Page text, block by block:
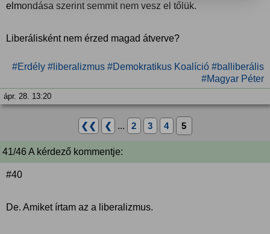
elmondása szerint semmit nem vesz el tőlük.
Liberálisként nem érzed magad átverve?
#Erdély #liberalizmus #Demokratikus Koalíció #balliberális
#Magyar Péter
ápr. 28. 13:20
❮❮ ❮ ... 2 3 4 5
41/46 A kérdező kommentje:
#40
De. Amiket írtam az a liberalizmus.